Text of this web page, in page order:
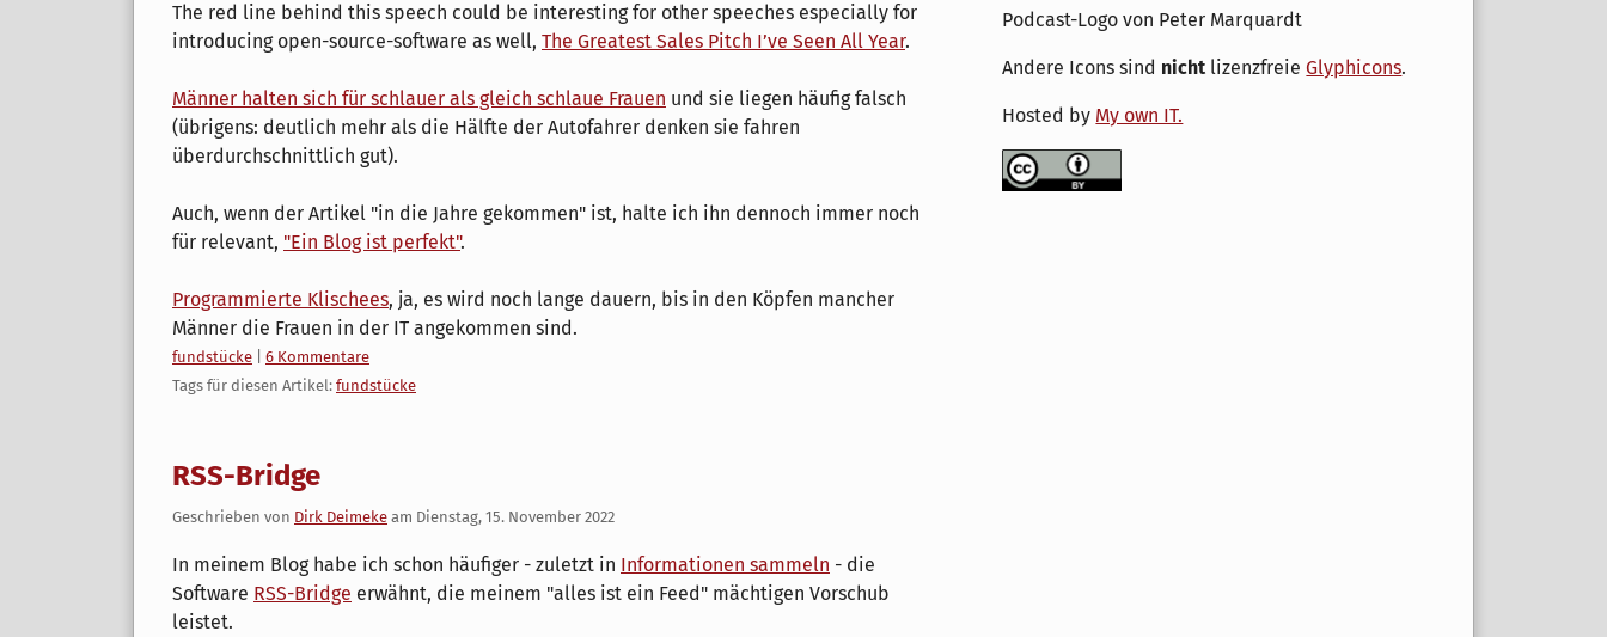
The red line behind this speech could be interesting for other speeches especially for
introducing open-source-software as well, The Greatest Sales Pitch I’ve Seen All Year.
Männer halten sich für schlauer als gleich schlaue Frauen und sie liegen häufig falsch
(übrigens: deutlich mehr als die Hälfte der Autofahrer denken sie fahren
überdurchschnittlich gut).
Auch, wenn der Artikel "in die Jahre gekommen" ist, halte ich ihn dennoch immer noch
für relevant, "Ein Blog ist perfekt".
Programmierte Klischees, ja, es wird noch lange dauern, bis in den Köpfen mancher
Männer die Frauen in der IT angekommen sind.
Kategorien:
fundstücke
6 Kommentare
Tags für diesen Artikel: fundstücke
RSS-Bridge
Geschrieben von Dirk Deimeke am Dienstag, 15. November 2022
In meinem Blog habe ich schon häufiger - zuletzt in Informationen sammeln - die
Software RSS-Bridge erwähnt, die meinem "alles ist ein Feed" mächtigen Vorschub
leistet.
Podcast-Logo von Peter Marquardt
Andere Icons sind nicht lizenzfreieGlyphicons.
Hosted by My own IT.